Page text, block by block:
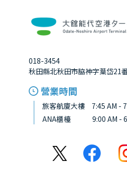
018-3454
秋田縣北秋田市脇神字葈岱21
營業時間
旅客航廈大樓 7:45 AM -
ANA櫃檯 9:00 AM -